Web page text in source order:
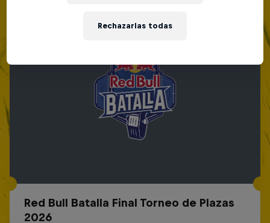
Red Bull Batalla Final Torneo de Plazas
2026
Rechazarlas todas